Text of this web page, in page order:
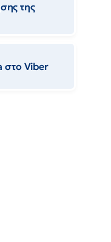
της
στο Viber